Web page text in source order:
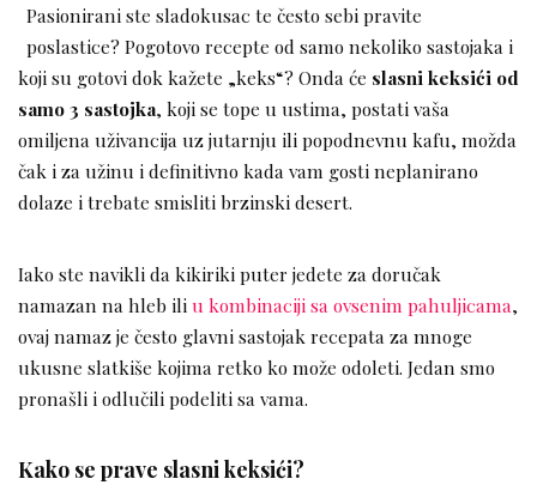
Pasionirani ste sladokusac te često sebi pravite
poslastice? Pogotovo recepte od samo nekoliko sastojaka i
koji su gotovi dok kažete „keks“? Onda će slasni keksići od
samo 3 sastojka, koji se tope u ustima, postati vaša
omiljena uživancija uz jutarnju ili popodnevnu kafu, možda
čak i za užinu i definitivno kada vam gosti neplanirano
dolaze i trebate smisliti brzinski desert.
Iako ste navikli da kikiriki puter jedete za doručak
namazan na hleb iliu kombinaciji sa ovsenim pahuljicama,
ovaj namaz je često glavni sastojak recepata za mnoge
ukusne slatkiše kojima retko ko može odoleti. Jedan smo
pronašli i odlučili podeliti sa vama.
Kako se prave slasni keksići?